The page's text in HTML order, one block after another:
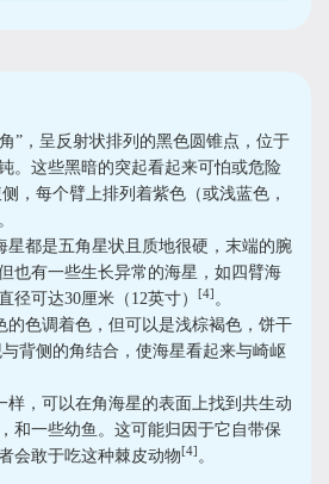
”，呈反射状排列的黑色圆锥点，位于
。这些黑暗的突起看起来可怕或危险
，每个臂上排列着紫色（或浅蓝色，
。
星都是五角星状且质地很硬，末端的腕
也有一些生长异常的海星，如四臂海
径可达30厘米（ 12英寸） [4] 。
的色调着色，但可以是浅棕褐色，饼干
背侧的角结合，使海星看起来与崎岖
样，可以在角海星的表面上找到共生动
和一些幼鱼。这可能归因于它自带保
会敢于吃这种棘皮动物[4] 。